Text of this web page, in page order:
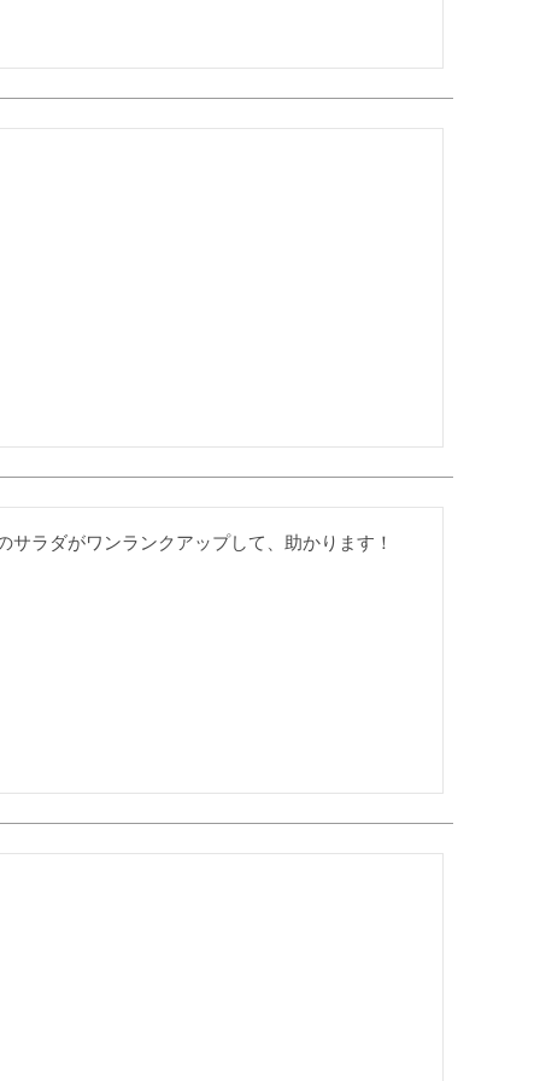
ラダがワンランクアップして、助かります！